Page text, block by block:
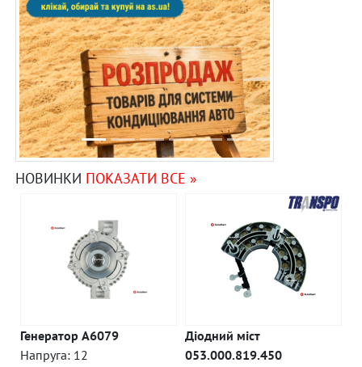
НОВИНКИ ПОКАЗАТИ ВСЕ »
Генератор A6079
Напруга: 12
Діодний міст
053.000.819.450